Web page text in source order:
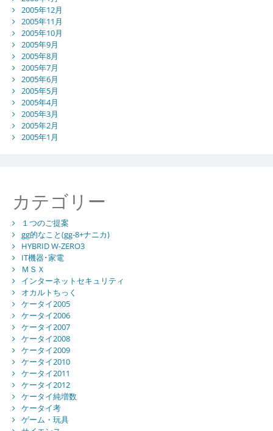
2005年12月
2005年11月
2005年10月
2005年9月
2005年8月
2005年7月
2005年6月
2005年5月
2005年4月
2005年3月
2005年2月
2005年1月
カテゴリー
１つのご提案
gg的なこと(gg-8+ナニカ)
HYBRID W-ZERO3
IT機器･家電
ＭＳＸ
インターネットセキュリティ
オカルトちっく
ケータイ2005
ケータイ2006
ケータイ2007
ケータイ2008
ケータイ2009
ケータイ2010
ケータイ2011
ケータイ2012
ケータイ純増数
ケータイ考
ゲーム・玩具